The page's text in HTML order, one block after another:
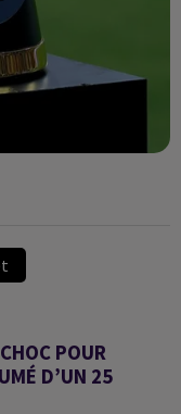
POUR
D’UN 25